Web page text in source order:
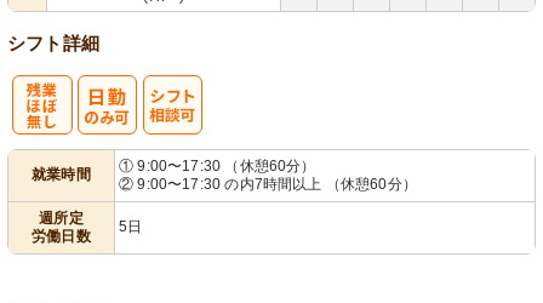
シフト詳細
就業時間
① 9:00〜17:30 （休憩60分）
② 9:00〜17:30 の内7時間以上 （休憩60分）
週所定
労働日数
5日